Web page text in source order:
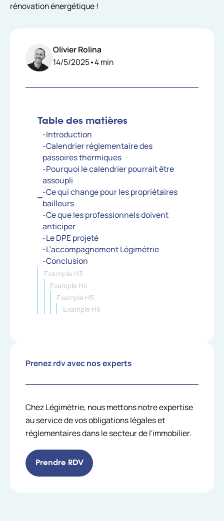
Olivier Rolina
14/5/2025•4min
Table des matières
-Introduction
-Calendrier réglementaire des
passoires thermiques
-Pourquoi le calendrier pourrait être
assoupli
-Ce qui change pour les propriétaires
bailleurs
-Ce que les professionnels doivent
anticiper
-Le DPE projeté
-L’accompagnement Légimétrie
-Conclusion
Example H3
Example H4
Example H5
Example H6
Prenez rdv avec nos experts
Chez Légimétrie, nous mettons notre expertise
au service de vos obligations légales et
réglementaires dans le secteur de l'immobilier.
Prendre RDV
rénovation énergétique !